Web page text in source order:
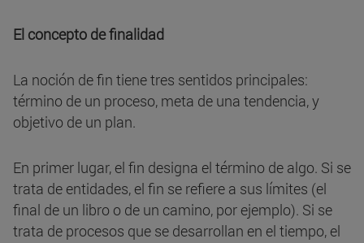
El concepto de finalidad
La noción de fin tiene tres sentidos principales:
término de un proceso, meta de una tendencia, y
objetivo de un plan.
En primer lugar, el fin designa el término de algo. Si se
trata de entidades, el fin se refiere a sus límites (el
final de un libro o de un camino, por ejemplo). Si se
trata de procesos que se desarrollan en el tiempo, el